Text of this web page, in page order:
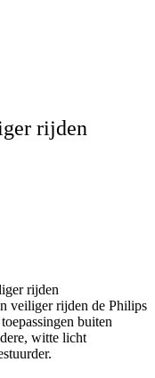
rijden
rijden
veiliger rijden de Philips
buiten
witte licht